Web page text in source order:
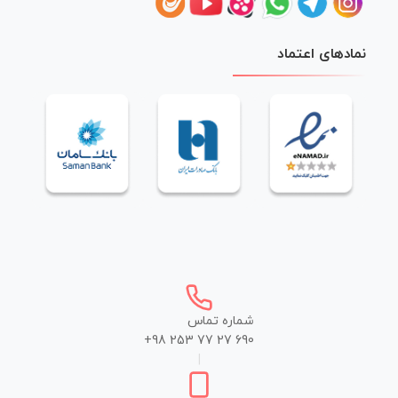
نمادهای اعتماد
شماره تماس
+98 253 77 27 690